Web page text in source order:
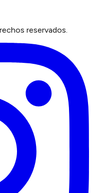
reservados.